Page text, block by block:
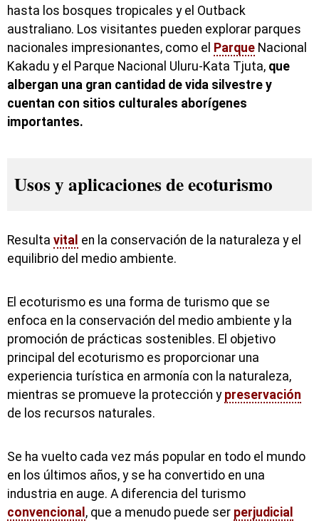
hasta los bosques tropicales y el Outback
australiano. Los visitantes pueden explorar parques
nacionales impresionantes, como el Parque Nacional
Kakadu y el Parque Nacional Uluru-Kata Tjuta, que
albergan una gran cantidad de vida silvestre y
cuentan con sitios culturales aborígenes
importantes.
Usos y aplicaciones de ecoturismo
Resulta vital en la conservación de la naturaleza y el
equilibrio del medio ambiente.
El ecoturismo es una forma de turismo que se
enfoca en la conservación del medio ambiente y la
promoción de prácticas sostenibles. El objetivo
principal del ecoturismo es proporcionar una
experiencia turística en armonía con la naturaleza,
mientras se promueve la protección y preservación
de los recursos naturales.
Se ha vuelto cada vez más popular en todo el mundo
en los últimos años, y se ha convertido en una
industria en auge. A diferencia del turismo
convencional , que a menudo puede ser perjudicial